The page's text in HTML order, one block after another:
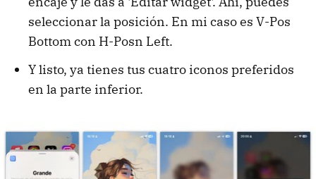
seleccionar la posición. En mi caso es V-Pos
Bottom con H-Posn Left.
Y listo, ya tienes tus cuatro iconos preferidos
en la parte inferior.